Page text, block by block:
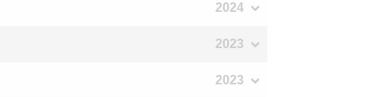
2024
2023
2023